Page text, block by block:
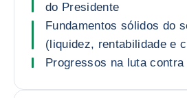
do Presidente
Fundamentos sólidos do
(liquidez, rentabilidade e
Progressos na luta